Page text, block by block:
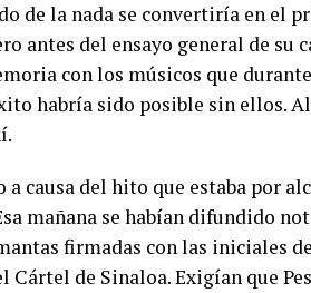
de la nada se convertiría en el
antes del ensayo general de su
con los músicos que
habría sido posible sin ellos.
causa del hito que estaba por
mañana se habían difundido
firmadas con las iniciales
de Sinaloa. Exigían que